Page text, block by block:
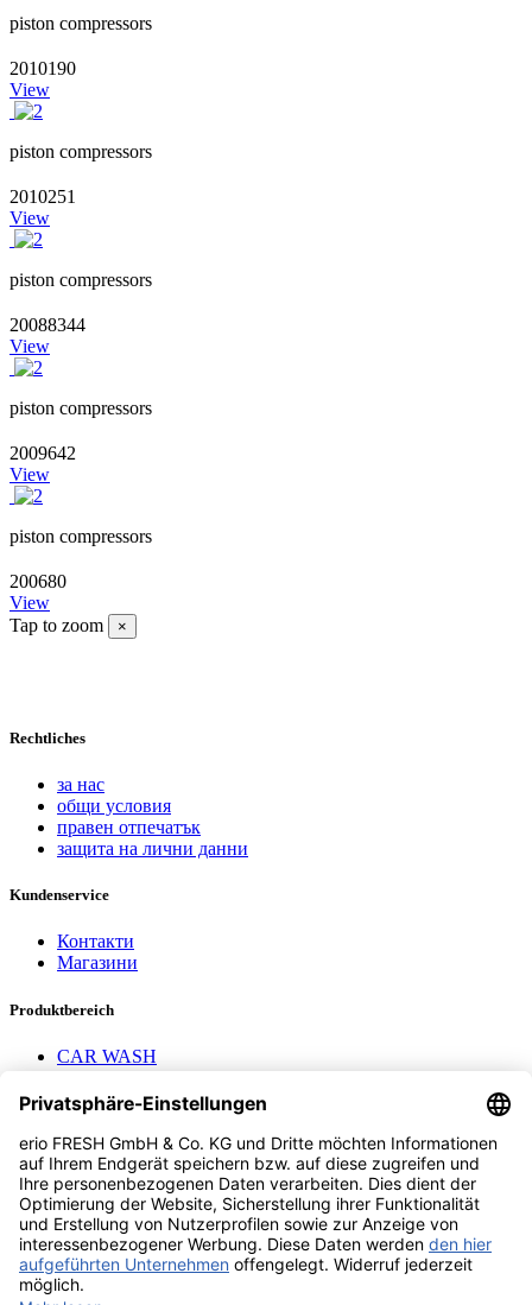
piston compressors
2010190
View
piston compressors
2010251
View
piston compressors
20088344
View
piston compressors
2009642
View
piston compressors
200680
View
Tap to zoom
×
Rechtliches
за нас
общи условия
правен отпечатък
защита на лични данни
Kundenservice
Контакти
Магазини
Produktbereich
CAR WASH
AEROTEC Compressors
Nayax Cashless
Contact us
erio FRESH GmbH & Co. KG
Stader Landstr. 7
28719 Bremen